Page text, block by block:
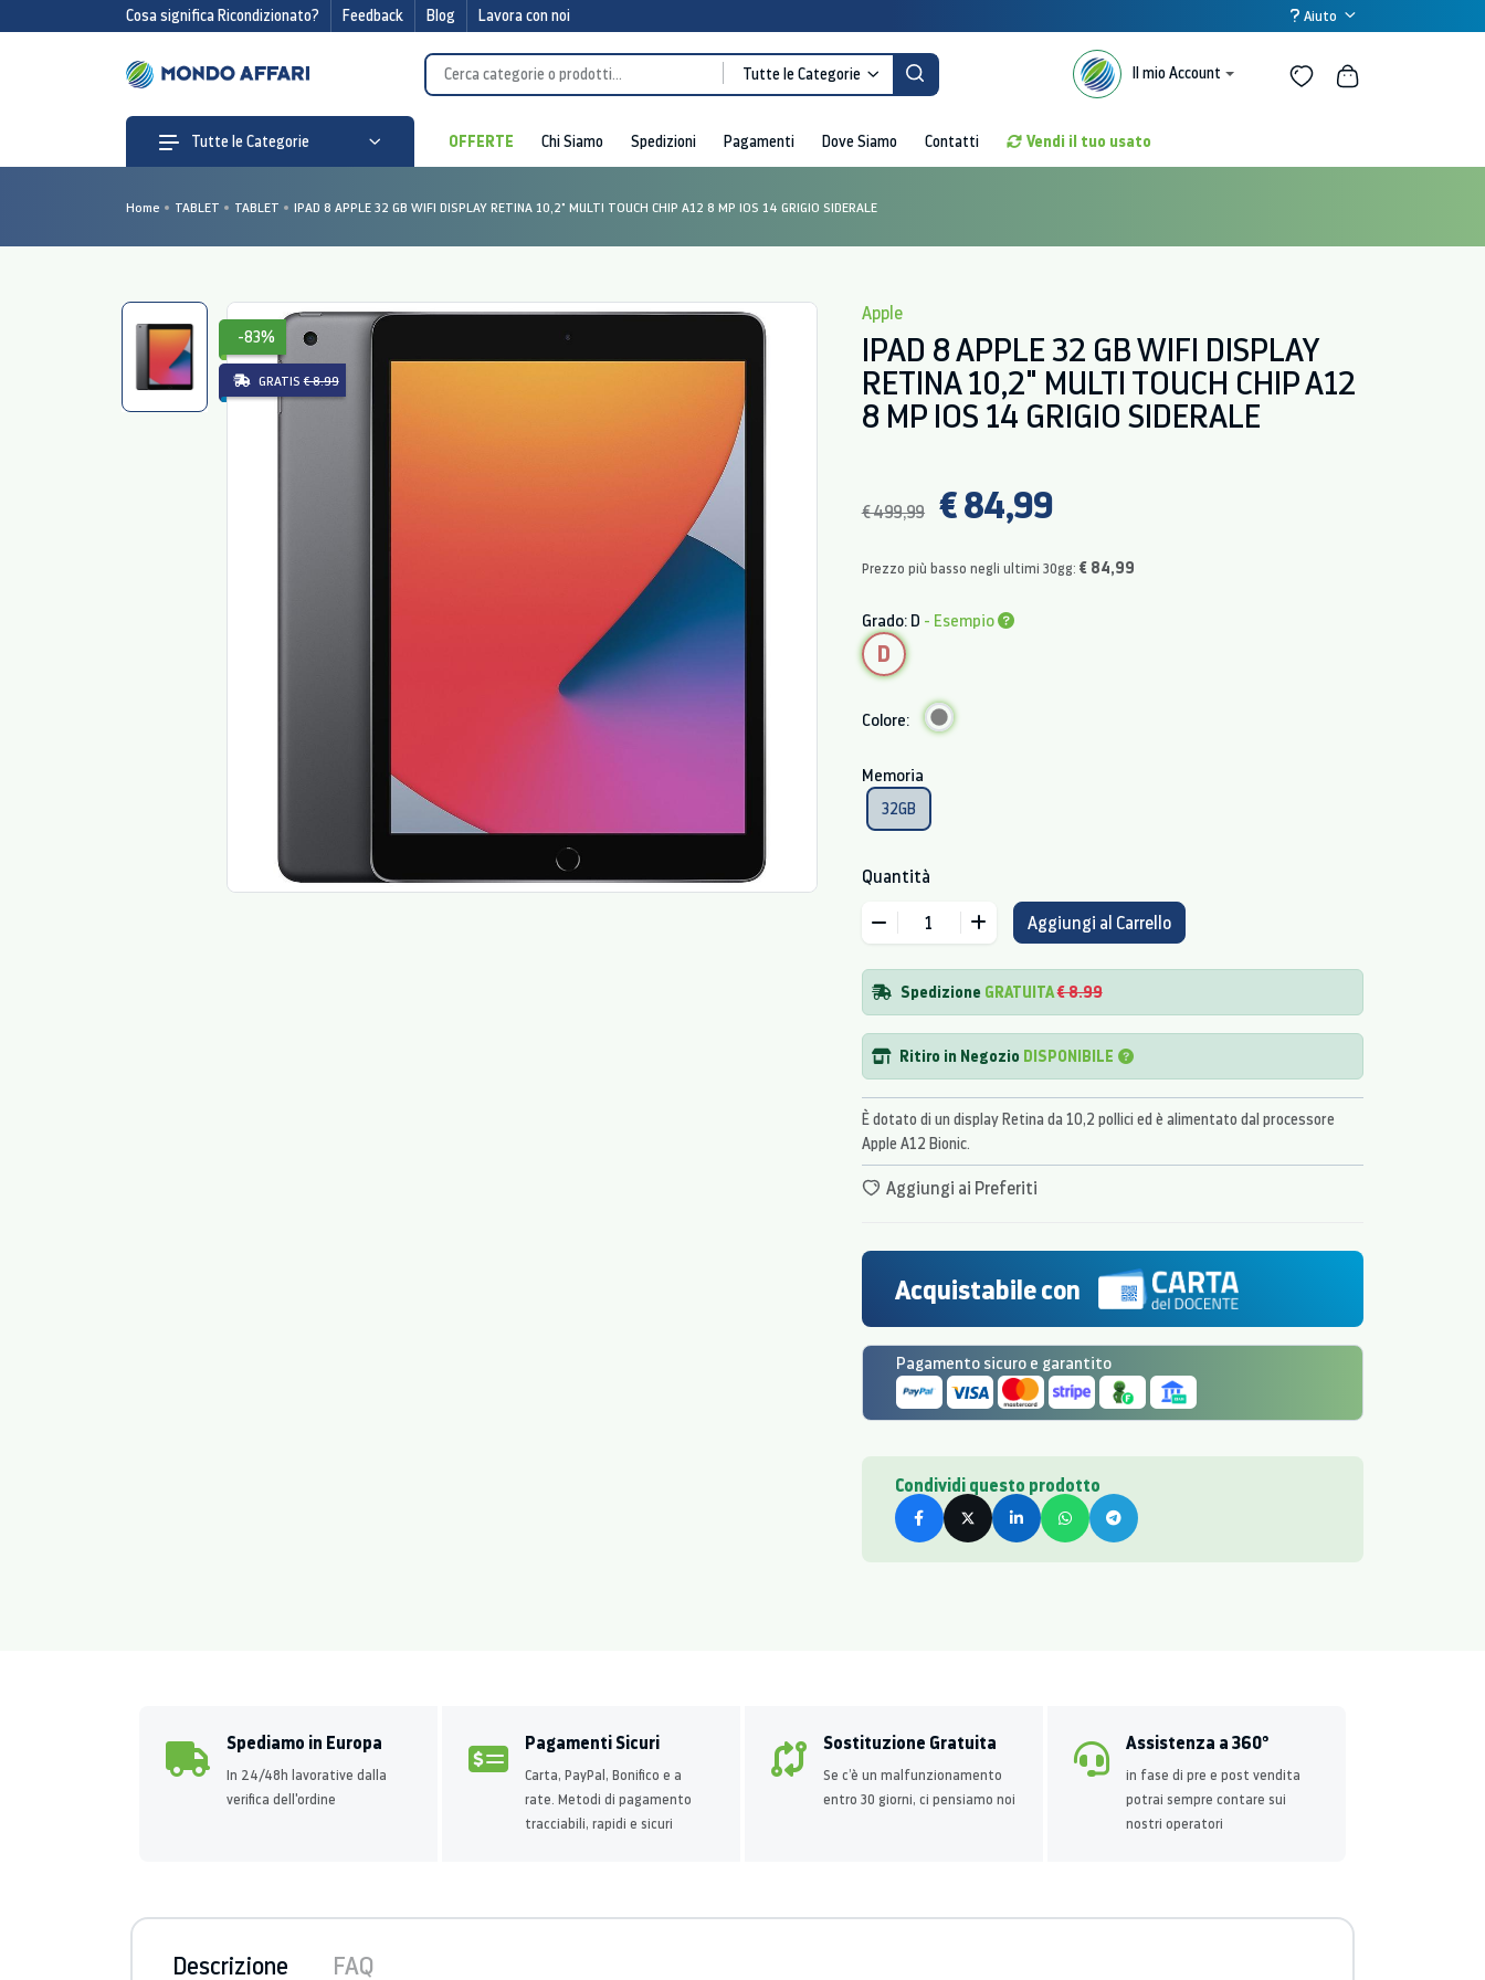
Cosa significa Ricondizionato? Feedback Blog Lavora con noi Aiuto
Tutte le Categorie Il mio Account
Tutte le Categorie OFFERTE Chi Siamo Spedizioni Pagamenti Dove Siamo Contatti Vendi il tuo usato
Home TABLET TABLET IPAD 8 APPLE 32 GB WIFI DISPLAY RETINA 10,2" MULTI TOUCH CHIP A12 8 MP IOS 14 GRIGIO SIDERALE
-83%
GRATIS € 8.99
Apple
IPAD 8 APPLE 32 GB WIFI DISPLAY
RETINA 10,2" MULTI TOUCH CHIP A12
8 MP IOS 14 GRIGIO SIDERALE
€ 499,99 € 84,99
Prezzo più basso negli ultimi 30gg: € 84,99
Grado: D - Esempio
D
Colore:
Memoria
32GB
Quantità
Aggiungi al Carrello
Spedizione GRATUITA€ 8.99
Ritiro in Negozio DISPONIBILE
È dotato di un display Retina da 10,2 pollici ed è alimentato dal processore
Apple A12 Bionic.
Aggiungi ai Preferiti
Acquistabile con
Pagamento sicuro e garantito
Condividi questo prodotto
Spediamo in Europa
In 24/48h lavorative dalla
verifica dell'ordine
Pagamenti Sicuri
Carta, PayPal, Bonifico e a
rate. Metodi di pagamento
tracciabili, rapidi e sicuri
Sostituzione Gratuita
Se c’è un malfunzionamento
entro 30 giorni, ci pensiamo noi
Assistenza a 360°
in fase di pre e post vendita
potrai sempre contare sui
nostri operatori
Descrizione FAQ